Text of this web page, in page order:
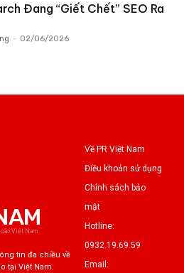
Đang “Giết Chết” SEO Ra
- 02/06/2026
cáo Việt Nam
tin đa chiều về
tại Việt Nam.
Về PR Việt Nam
Điều khoản sử dụng
Chính sách bảo
mật
Hotline:
0932.19.69.59
Email: